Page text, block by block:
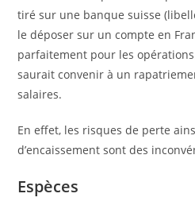
tiré sur une banque suisse
le déposer sur un compte en
parfaitement pour les
saurait convenir à un
salaires.
En effet, les risques de perte
d’encaissement sont des
Espèces